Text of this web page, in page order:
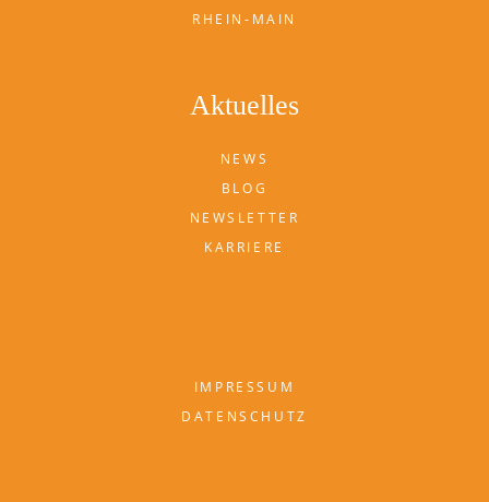
RHEIN-MAIN
Aktuelles
NEWS
BLOG
NEWSLETTER
KARRIERE
IMPRESSUM
DATENSCHUTZ